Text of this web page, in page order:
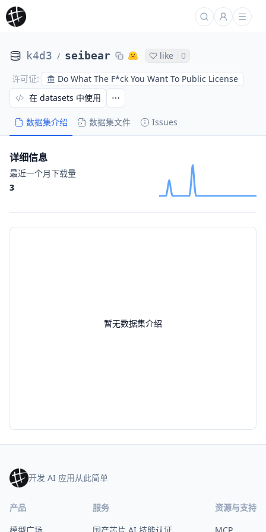
k4d3 / seibear like 0
许可证: Do What The F*ck You Want To Public License
数据集介绍 数据集文件 Issues
在 datasets 中使用
暂无数据集介绍
详细信息
最近一个月下载量
3
开发 AI 应用从此简单
产品
服务
资源与支持